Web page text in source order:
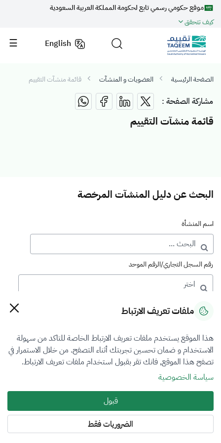
موقع حكومي رسمي تابع لحكومة المملكة العربية السعودية
كيف تتحقق
English
الصفحة الرئيسية العضويات و المنشآت قائمة منشآت التقييم
مشاركة الصفحة :
قائمة منشآت التقييم
البحث عن دليل المنشآت المرخصة
اسم المنشأة
رقم السجل التجاري/الرقم الموحد
رقم الترخيص
التصنيف
الكل
فرع التقييم
ملفات تعريف الارتباط
هذا الموقع يستخدم ملفات تعريف الارتباط الخاصة للتاكد من سهولة
الاستخدام و ضمان تحسين تجربتك أثناء التصفح. من خلال الاستمرار في
تصفح هذا الموقع, فانك تقر بقبول استخدام ملفات تعريف الارتباط.
سياسة الخصوصية
قبول
الضروريات فقط